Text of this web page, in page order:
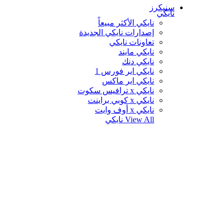
سنيكرز
نايكي
نايكي الأكثر مبيعاً
إصدارات نايكي الجديدة
تعاونات نايكي
نايكي مايند
نايكي دنك
نايكي اير فورس 1
نايكي اير ماكس
نايكي x ترافيس سكوت
نايكي x كوبي براينت
نايكي x أوف وايت
View All نايكي